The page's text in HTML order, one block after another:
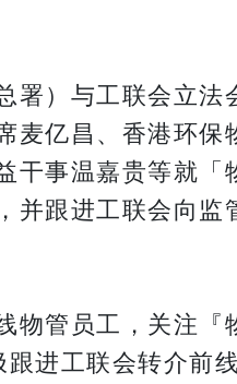
）与工联会立
亿昌、香港环保
事温嘉贵等就
跟进工联会向
管员工，关注
进工联会转介前